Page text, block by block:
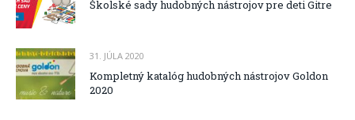
Školské sady hudobných nástrojov pre deti Gitre
31. JÚLA 2020
Kompletný katalóg hudobných nástrojov Goldon
2020